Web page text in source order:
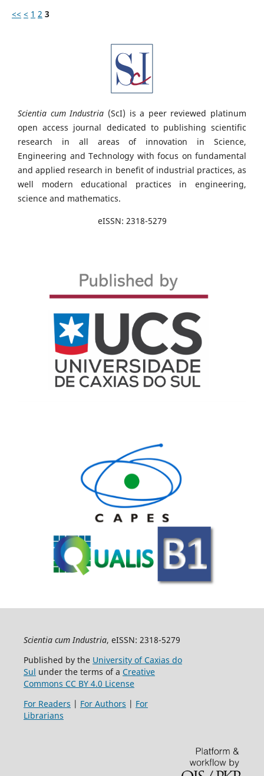
<< < 1 2 3
Scientia cum Industria (ScI) is a peer reviewed platinum
open access journal dedicated to publishing scientific
research in all areas of innovation in Science,
Engineering and Technology with focus on fundamental
and applied research in benefit of industrial practices, as
well modern educational practices in engineering,
science and mathematics.
eISSN: 2318-5279
Scientia cum Industria, eISSN: 2318-5279
Published by the University of Caxias do
Sul under the terms of a Creative
Commons CC BY 4.0 License
For Readers | For Authors | For
Librarians